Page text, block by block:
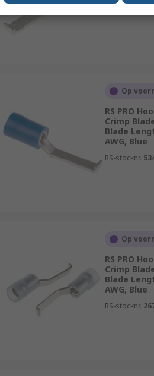
Op
RS PRO
Crimp
Blade
AWG, Blue
RS-stocknr.
Op
RS PRO
Crimp
Blade
AWG, Blue
RS-stocknr.